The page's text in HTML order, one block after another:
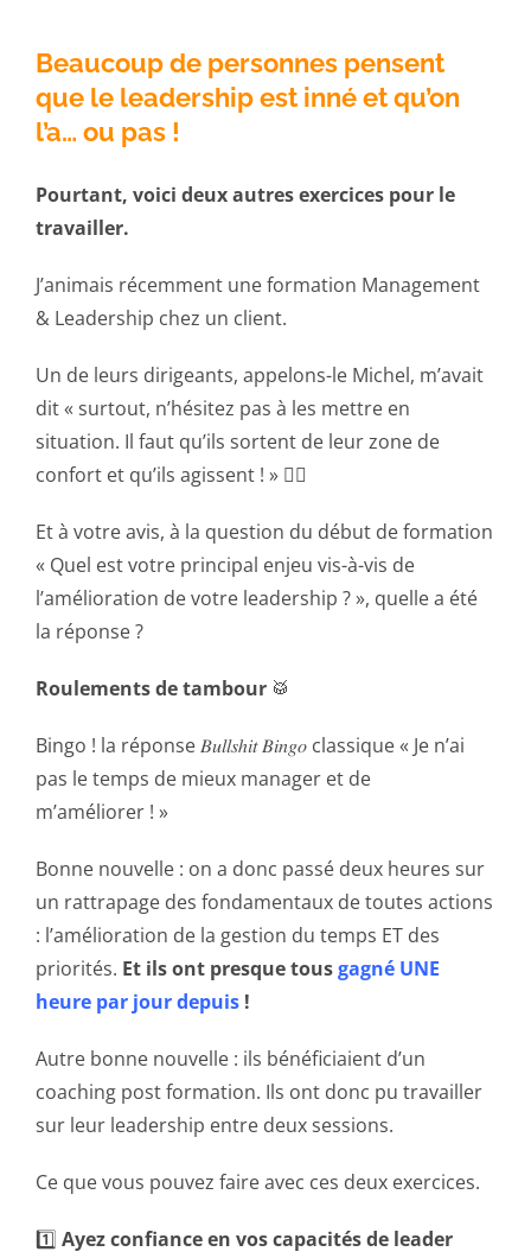
Beaucoup de personnes pensent
que le leadership est inné et qu’on
l’a… ou pas !
Pourtant, voici deux autres exercices pour le
travailler.
J’animais récemment une formation Management
& Leadership chez un client.
Un de leurs dirigeants, appelons-le Michel, m’avait
dit « surtout, n’hésitez pas à les mettre en
situation. Il faut qu’ils sortent de leur zone de
confort et qu’ils agissent ! » 🏃‍♂️
Et à votre avis, à la question du début de formation
« Quel est votre principal enjeu vis-à-vis de
l’amélioration de votre leadership ? », quelle a été
la réponse ?
Roulements de tambour 🥁
Bingo ! la réponse 𝐵𝑢𝑙𝑙𝑠ℎ𝑖𝑡 𝐵𝑖𝑛𝑔𝑜 classique « Je n’ai
pas le temps de mieux manager et de
m’améliorer ! »
Bonne nouvelle : on a donc passé deux heures sur
un rattrapage des fondamentaux de toutes actions
: l’amélioration de la gestion du temps ET des
priorités. Et ils ont presque tousgagné UNE
heure par jour depuis !
Autre bonne nouvelle : ils bénéficiaient d’un
coaching post formation. Ils ont donc pu travailler
sur leur leadership entre deux sessions.
Ce que vous pouvez faire avec ces deux exercices.
1️⃣ Ayez confiance en vos capacités de leader